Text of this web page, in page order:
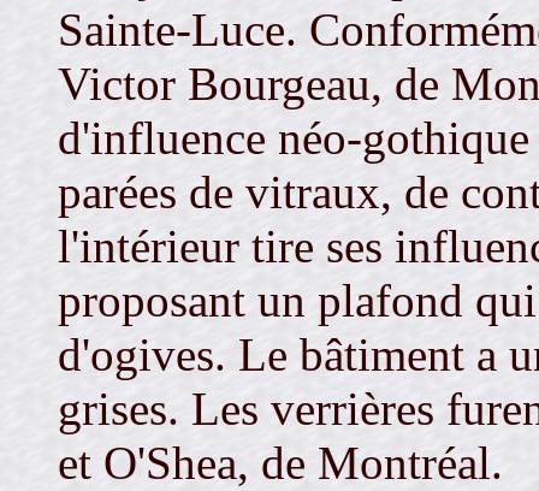
Sainte-Luce.
Victor Bourgeau, de
d'influence néo-gothique
parées de vitraux, de
l'intérieur tire ses
proposant un plafond
d'ogives. Le bâtiment a
grises. Les verrières
et O'Shea, de Montréal.